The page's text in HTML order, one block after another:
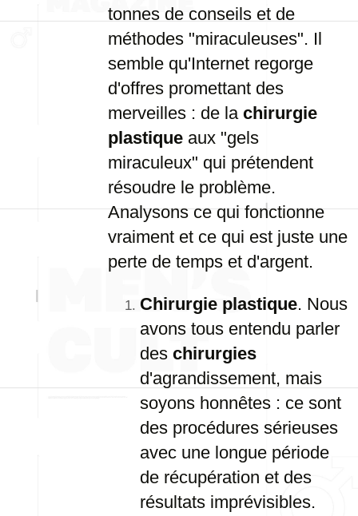
tonnes de conseils et de
méthodes "miraculeuses". Il
semble qu'Internet regorge
d'offres promettant des
merveilles : de la chirurgie
plastique aux "gels
miraculeux" qui prétendent
résoudre le problème.
Analysons ce qui fonctionne
vraiment et ce qui est juste une
perte de temps et d'argent.
Chirurgie plastique. Nous
avons tous entendu parler
des chirurgies
d'agrandissement, mais
soyons honnêtes : ce sont
des procédures sérieuses
avec une longue période
de récupération et des
résultats imprévisibles.